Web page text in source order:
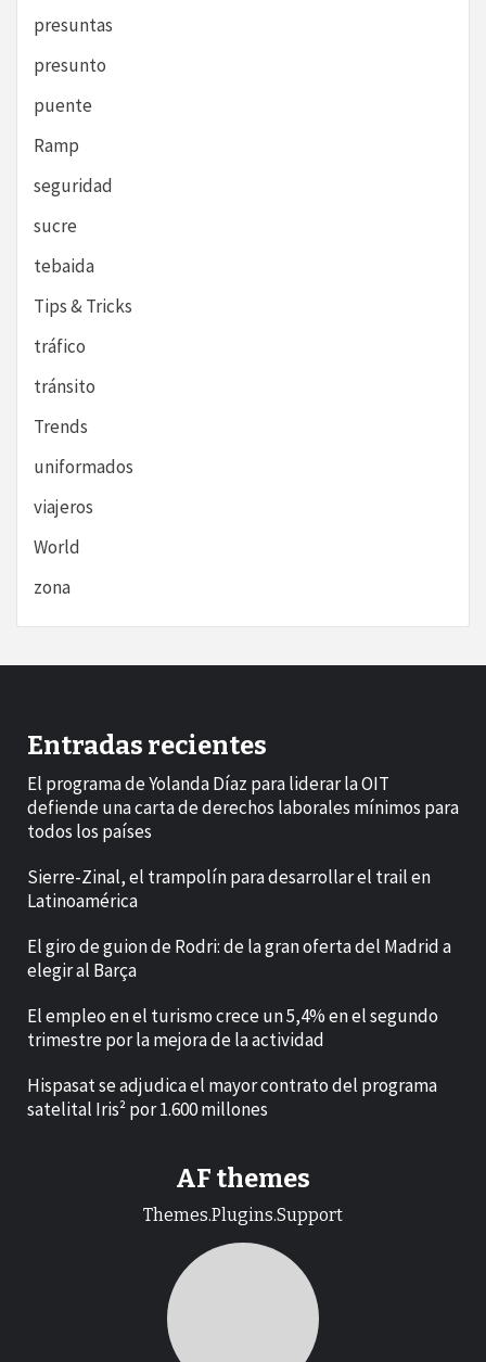
presuntas
presunto
puente
Ramp
seguridad
sucre
tebaida
Tips & Tricks
tráfico
tránsito
Trends
uniformados
viajeros
World
zona
Entradas recientes
El programa de Yolanda Díaz para liderar la OIT
defiende una carta de derechos laborales mínimos para
todos los países
Sierre-Zinal, el trampolín para desarrollar el trail en
Latinoamérica
El giro de guion de Rodri: de la gran oferta del Madrid a
elegir al Barça
El empleo en el turismo crece un 5,4% en el segundo
trimestre por la mejora de la actividad
Hispasat se adjudica el mayor contrato del programa
satelital Iris² por 1.600 millones
AF themes
Themes.Plugins.Support